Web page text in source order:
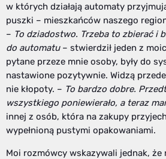
w których działają automaty
puszki – mieszkańców naszego
– To dziadostwo. Trzeba to zbierać i
do automatu– stwierdził jeden z
pytane przeze mnie osoby, były do
nastawione pozytywnie. Widzą
nie kłopoty. – To bardzo dobre.
wszystkiego poniewierało, a teraz
innej z osób, która na zakupy
wypełnioną pustymi opakowaniami.
Moi rozmówcy wskazywali jednak, że